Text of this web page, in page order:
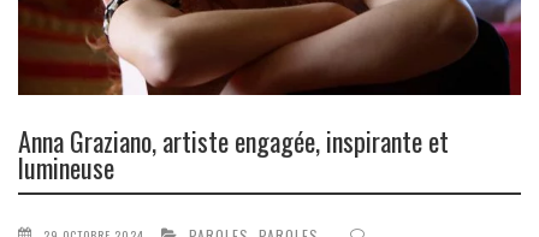
Anna Graziano, artiste engagée, inspirante et
lumineuse